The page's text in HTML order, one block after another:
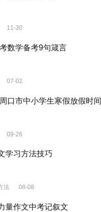
11-30
数学备考9句箴言
07-02
口市中小学生寒假放假时间
09-26
学习方法技巧
法 08-08
量作文中考记叙文